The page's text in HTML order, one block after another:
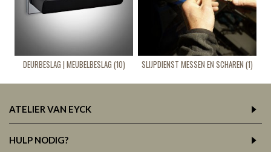
DEURBESLAG | MEUBELBESLAG (10) SLIJPDIENST MESSEN EN SCHAREN (1)
ATELIER VAN EYCK
HULP NODIG?